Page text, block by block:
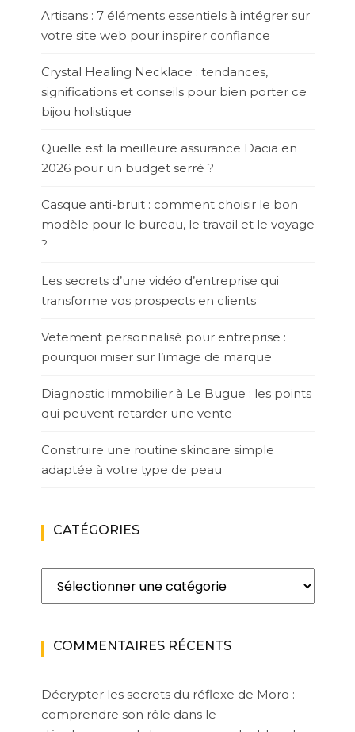
Artisans : 7 éléments essentiels à intégrer sur
votre site web pour inspirer confiance
Crystal Healing Necklace : tendances,
significations et conseils pour bien porter ce
bijou holistique
Quelle est la meilleure assurance Dacia en
2026 pour un budget serré ?
Casque anti-bruit : comment choisir le bon
modèle pour le bureau, le travail et le voyage
?
Les secrets d’une vidéo d’entreprise qui
transforme vos prospects en clients
Vetement personnalisé pour entreprise :
pourquoi miser sur l’image de marque
Diagnostic immobilier à Le Bugue : les points
qui peuvent retarder une vente
Construire une routine skincare simple
adaptée à votre type de peau
CATÉGORIES
Catégories
COMMENTAIRES RÉCENTS
Décrypter les secrets du réflexe de Moro :
comprendre son rôle dans le